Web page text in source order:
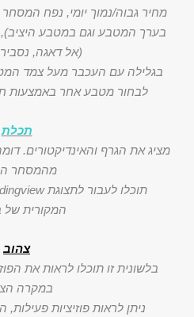
(אל דאגה,
לבחור מטבע אחר באמצעות
תכלת
מציג את הגרף והאינדיקטורים.
מהמסחר
המקורית של
צהוב
בלשונית זו תוכלו לראות את
במקרה
ניתן לראות פוזיציות